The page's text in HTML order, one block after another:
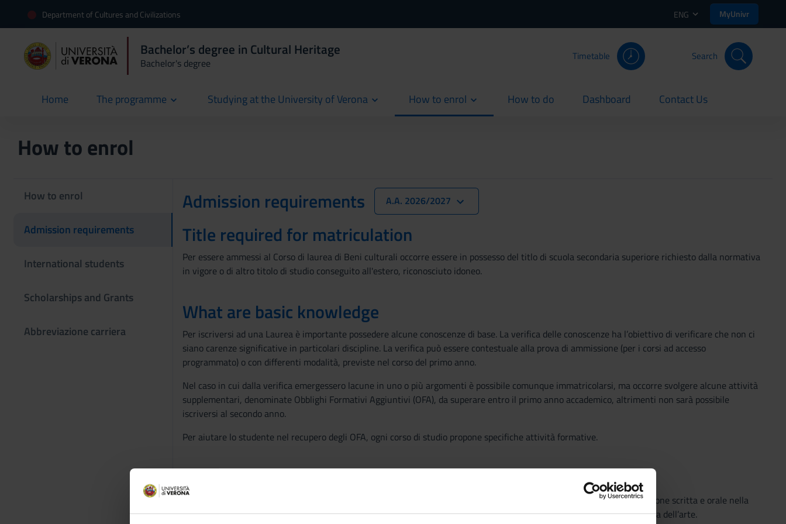
Department of Cultures and Civilizations ENG MyUnivr
Bachelor’s degree in Cultural Heritage
Bachelor's degree
Timetable Search
Home
current The programme Studying at the University of Verona How to enrol How to do
current Dashboard
current Contact Us
current
How to enrol
How to enrol
Admission requirements
International students
Scholarships and Grants
Abbreviazione carriera
Admission requirements A.A. 2026/2027
Title required for matriculation
Per essere ammessi al Corso di laurea di Beni culturali occorre essere in possesso del titlo di scuola secondaria superiore richiesto dalla normativa
in vigore o di altro titolo di studio conseguito all'estero, riconosciuto idoneo.
What are basic knowledge
Per iscriversi ad una Laurea è importante possedere alcune conoscenze di base. La verifica delle conoscenze ha l’obiettivo di verificare che non ci
siano carenze significative in particolari discipline. La verifica può essere contestuale alla prova di ammissione (per i corsi ad accesso
programmato) o con differenti modalità, previste nel corso del primo anno.
Nel caso in cui dalla verifica emergessero lacune in uno o più argomenti è possibile comunque immatricolarsi, ma occorre svolgere alcune attività
supplementari, denominate Obblighi Formativi Aggiuntivi (OFA), da superare entro il primo anno accademico, altrimenti non sarà possibile
iscriversi al secondo anno.
Per aiutare lo studente nel recupero degli OFA, ogni corso di studio propone specifiche attività formative.
Basic subject requirements
È richiesto il possesso di un’adeguata preparazione iniziale, relativa, in particolare, alla capacità di una corretta esposizione scritta e orale nella
lingua italiana e a una conoscenza di base dei fondamenti della storia, della geografia, della storia letteraria e della storia dell’arte.